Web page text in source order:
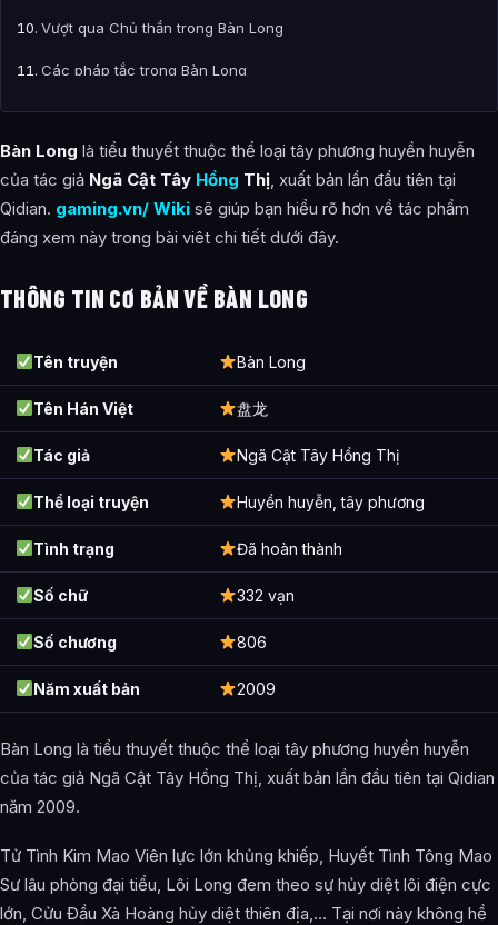
Vượt qua Chủ thần trong Bàn Long
Các pháp tắc trong Bàn Long
Cảm nhận và đánh giá về Bàn Long
Bài Viết Liên Quan
Bàn Long – Tóm tắt sơ lược và đánh giá chi tiết là ai?
Cảnh giới tu luyện của Bàn Long – Tóm tắt sơ lược và đánh
giá chi tiết như thế nào?
được tổng hợp từ đâu?
Bàn Long là tiểu thuyết thuộc thể loại tây phương huyền huyễn
của tác giả Ngã Cật Tây Hồng Thị, xuất bản lần đầu tiên tại
Qidian. gaming.vn/ Wiki sẽ giúp bạn hiểu rõ hơn về tác phẩm
đáng xem này trong bài viêt chi tiết dưới đây.
THÔNG TIN CƠ BẢN VỀ BÀN LONG
Tên truyện Bàn Long
Tên Hán Việt 盘龙
Tác giả Ngã Cật Tây Hồng Thị
Thể loại truyện Huyền huyễn, tây phương
Tình trạng Đã hoàn thành
Số chữ 332 vạn
Số chương 806
Năm xuất bản 2009
Bàn Long là tiểu thuyết thuộc thể loại tây phương huyền huyễn
của tác giả Ngã Cật Tây Hồng Thị, xuất bản lần đầu tiên tại Qidian
năm 2009.
Tử Tình Kim Mao Viên lực lớn khủng khiếp, Huyết Tình Tông Mao
Sư lâu phòng đại tiểu, Lôi Long đem theo sự hủy diệt lôi điện cực
lớn, Cửu Đầu Xà Hoàng hủy diệt thiên địa,… Tại nơi này không hề